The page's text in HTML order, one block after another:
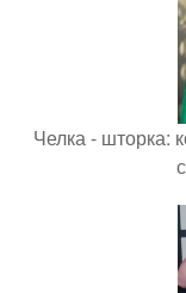
Челка - шторка: